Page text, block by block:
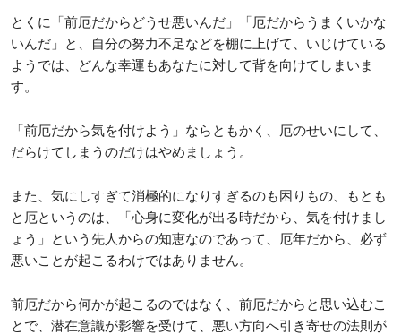
ピレーションを大切にすると、誰もがあっと驚く企画を考えだ
せることでしょう。
さらに、なにかと目立つ時期……ということは、うまく人気運
目度が高まります。
吉!ネガティブな方向(悪い噂話や陰口に乗ることなく、調子に
乗らず)に行かないよう注意しながら、あなたのもつポジティ
ブな面を活かしていけば、前厄は吉祥へと変えることができる
のです。
5 何事も気にしすぎは良くありません